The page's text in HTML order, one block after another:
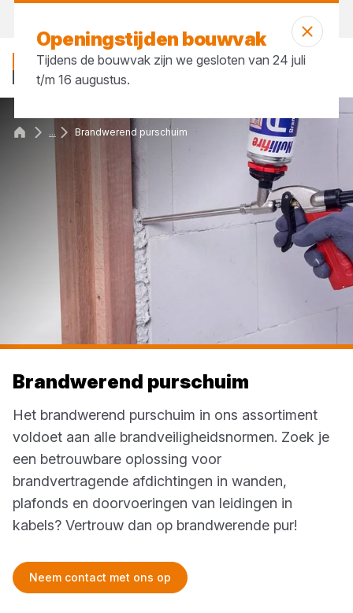
... Brandwerend purschuim
Brandwerend purschuim
Het brandwerend purschuim in ons assortiment
voldoet aan alle brandveiligheidsnormen. Zoek je
een betrouwbare oplossing voor
brandvertragende afdichtingen in wanden,
plafonds en doorvoeringen van leidingen in
kabels? Vertrouw dan op brandwerende pur!
Neem contact met ons op
Openingstijden bouwvak
Tijdens de bouwvak zijn we gesloten van 24 juli
t/m 16 augustus.